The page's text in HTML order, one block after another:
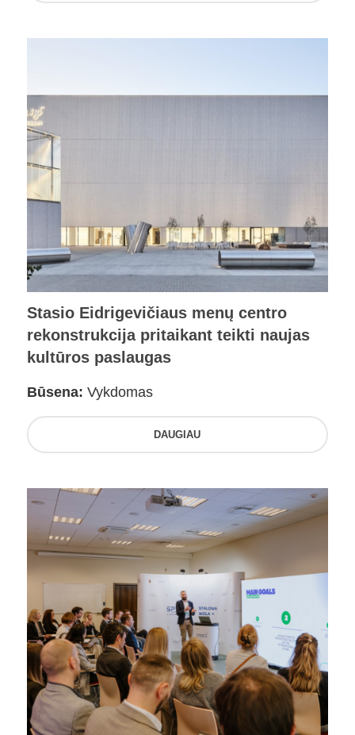
Stasio Eidrigevičiaus menų centro
rekonstrukcija pritaikant teikti naujas
kultūros paslaugas
Būsena: Vykdomas
DAUGIAU